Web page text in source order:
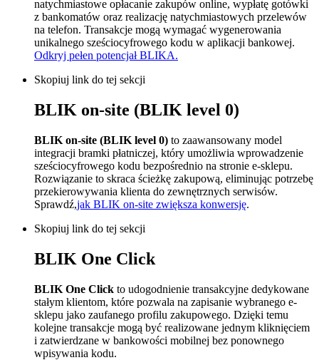
natychmiastowe opłacanie zakupów online, wypłatę gotówki
z bankomatów oraz realizację natychmiastowych przelewów
na telefon. Transakcje mogą wymagać wygenerowania
unikalnego sześciocyfrowego kodu w aplikacji bankowej.
Odkryj pełen potencjał BLIKA.
Skopiuj link do tej sekcji
BLIK on-site (BLIK level 0)
BLIK on-site (BLIK level 0) to zaawansowany model
integracji bramki płatniczej, który umożliwia wprowadzenie
sześciocyfrowego kodu bezpośrednio na stronie e-sklepu.
Rozwiązanie to skraca ścieżkę zakupową, eliminując potrzebę
przekierowywania klienta do zewnętrznych serwisów.
Sprawdź,jak BLIK on-site zwiększa konwersję.
Skopiuj link do tej sekcji
BLIK One Click
BLIK One Click to udogodnienie transakcyjne dedykowane
stałym klientom, które pozwala na zapisanie wybranego e-
sklepu jako zaufanego profilu zakupowego. Dzięki temu
kolejne transakcje mogą być realizowane jednym kliknięciem
i zatwierdzane w bankowości mobilnej bez ponownego
wpisywania kodu.